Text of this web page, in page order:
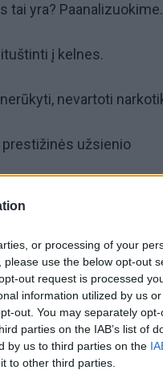
or processing of your
use the below opt-out
out request is processed
information utilized by us
out. You may separately
parties on the IAB’s list of
by us to third parties on the
to other third parties.
tai yra? Paanalizuokime.
į kelnes.
nevartoti
užsienio
kapitalą, šeimą.
trisdešimt metų